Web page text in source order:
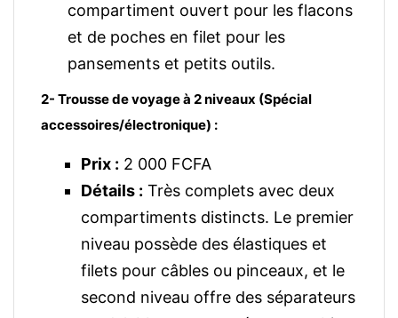
compartiment ouvert pour les flacons
et de poches en filet pour les
pansements et petits outils.
2- Trousse de voyage à 2 niveaux (Spécial
accessoires/électronique) :
Prix : 2 000 FCFA
Détails : Très complets avec deux
compartiments distincts. Le premier
niveau possède des élastiques et
filets pour câbles ou pinceaux, et le
second niveau offre des séparateurs